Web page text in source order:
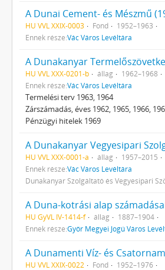
HU VVL XXIX-0003 Fond
1952–1963
Ennek része:Vác Város Levéltára
HU VVL XXX-0201-b állag
1962–1968
Ennek része:Vác Város Levéltára
Termelési terv 1963, 1964
Zárszámadás, éves 1962, 1965, 1966,
Pénzügyi hitelek 1969
HU VVL XXX-0001-a állag
1957–2015
Ennek része:Vác Város Levéltára
Dunakanyar Szolgáltató és Vegyesipari
A Duna-kotrási alap
HU GyVL IV-1414-f állag
1887–1904
Ennek része:Győr Megyei Jogú Város
HU VVL XXIX-0022 Fond
1952–1976